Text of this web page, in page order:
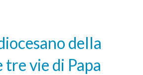
della
tre vie di Papa